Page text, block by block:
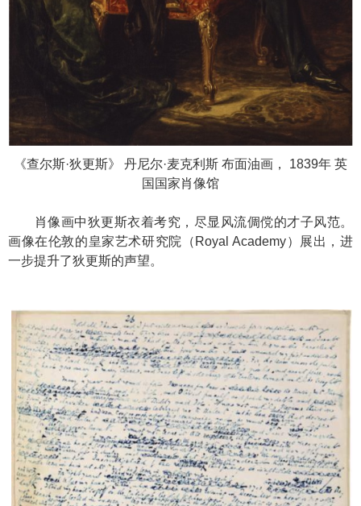
《查尔斯·狄更斯》 丹尼尔·麦克利斯 布面油画， 1839年 英
国国家肖像馆
肖像画中狄更斯衣着考究，尽显风流倜傥的才子风范。
画像在伦敦的皇家艺术研究院（Royal Academy）展出，进
一步提升了狄更斯的声望。